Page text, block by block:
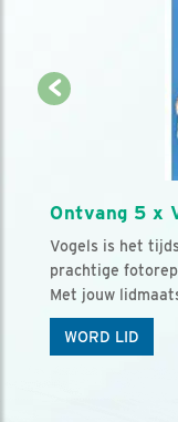
Ontvang 5 x
Vogels is het
prachtige
Met jouw
WORD LID